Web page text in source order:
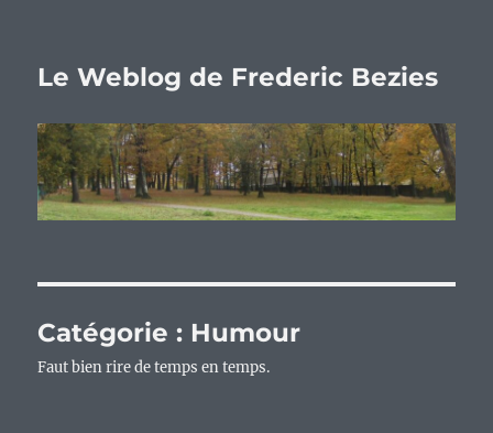
Le Weblog de Frederic Bezies
Catégorie : Humour
Faut bien rire de temps en temps.